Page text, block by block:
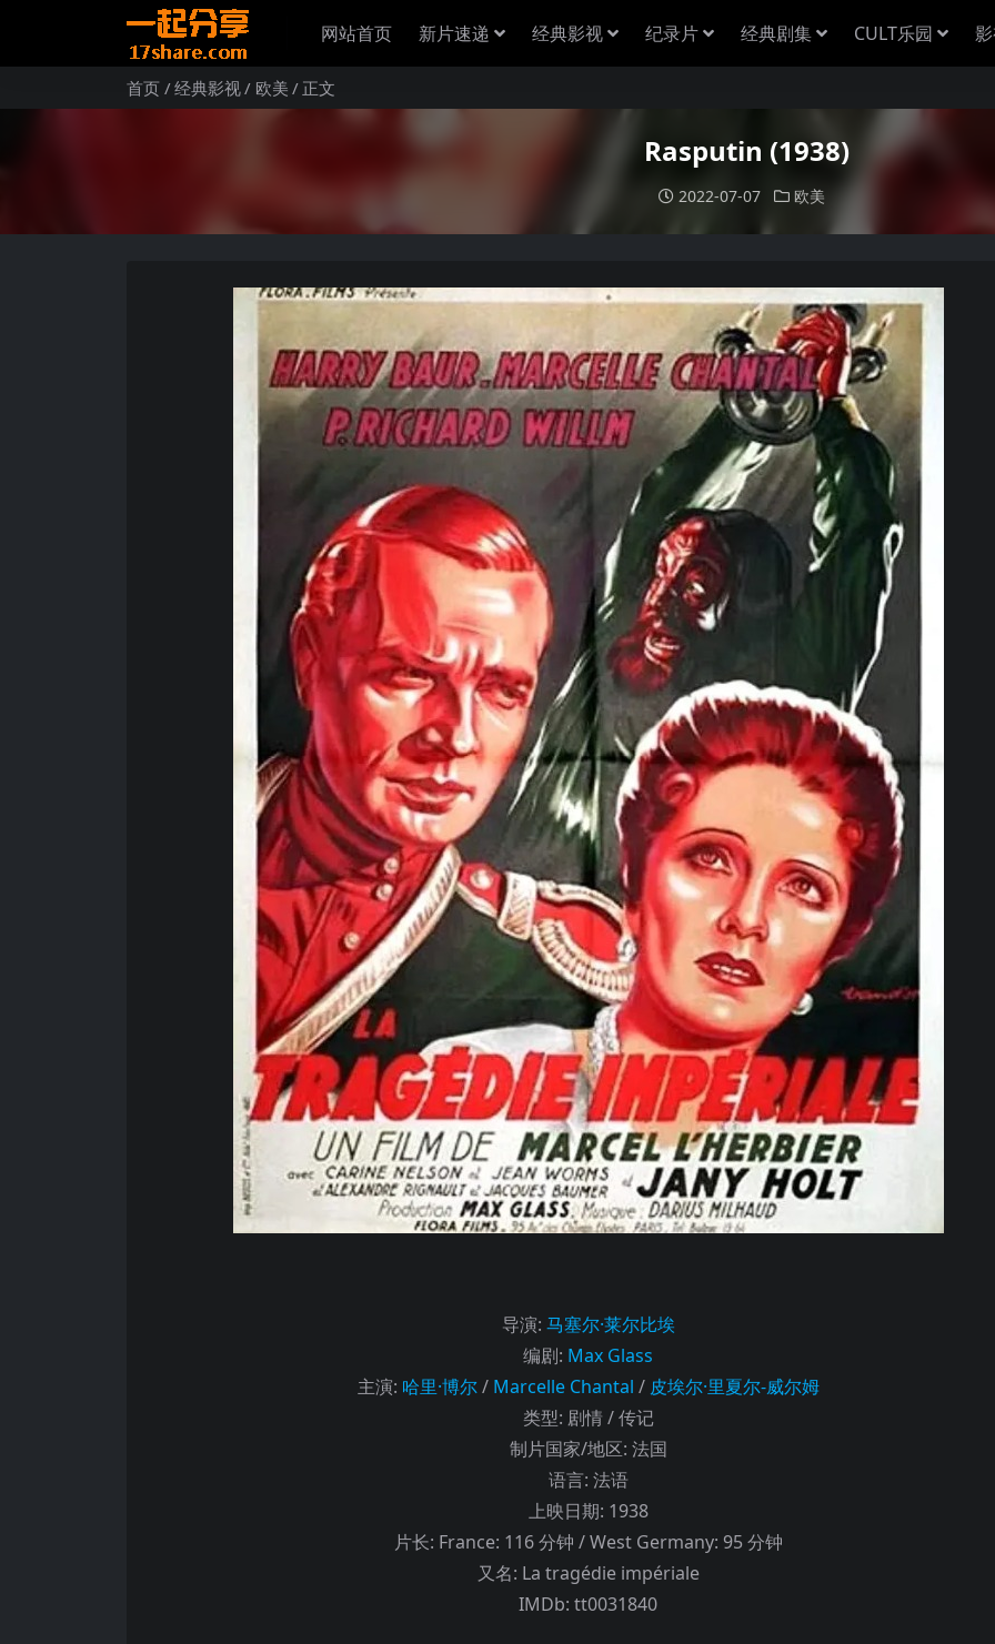
网站首页 新片速递 经典影视 纪录片 经典剧集 CULT乐园
首页 经典影视 欧美 正文
Rasputin (1938)
2022-07-07 欧美
导演: 马塞尔·莱尔比埃
编剧: Max Glass
主演: 哈里·博尔/ Marcelle Chantal / 皮埃尔·里夏尔-威尔姆
类型: 剧情 / 传记
制片国家/地区: 法国
语言: 法语
上映日期: 1938
片长: France: 116 分钟 / West Germany: 95 分钟
又名: La tragédie impériale
IMDb: tt0031840